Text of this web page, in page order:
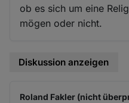
ob es sich um eine
mögen oder nicht.
Diskussion anzeigen
Roland Fakler (nicht